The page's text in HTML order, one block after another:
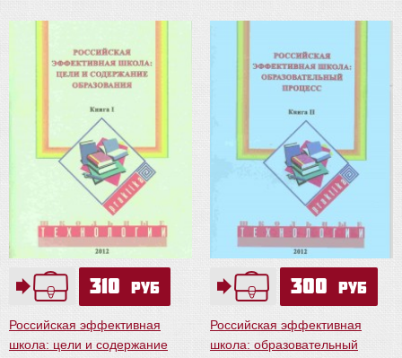
310 руб
Российская эффективная
школа: цели и содержание
300 руб
Российская эффективная
школа: образовательный